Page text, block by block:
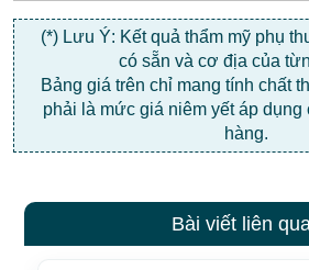
(*) Lưu Ý: Kết quả thẩm mỹ phụ
có sẵn và cơ địa của
Bảng giá trên chỉ mang tính chất
phải là mức giá niêm yết áp dụng
hàng.
Bài viết liên